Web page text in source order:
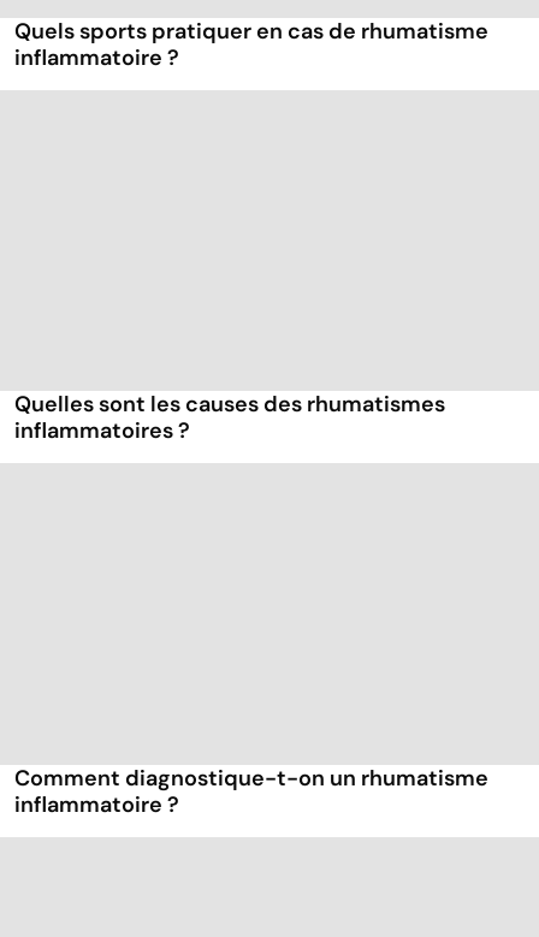
Quels sports pratiquer en cas de rhumatisme
inflammatoire ?
Quelles sont les causes des rhumatismes
inflammatoires ?
Comment diagnostique-t-on un rhumatisme
inflammatoire ?